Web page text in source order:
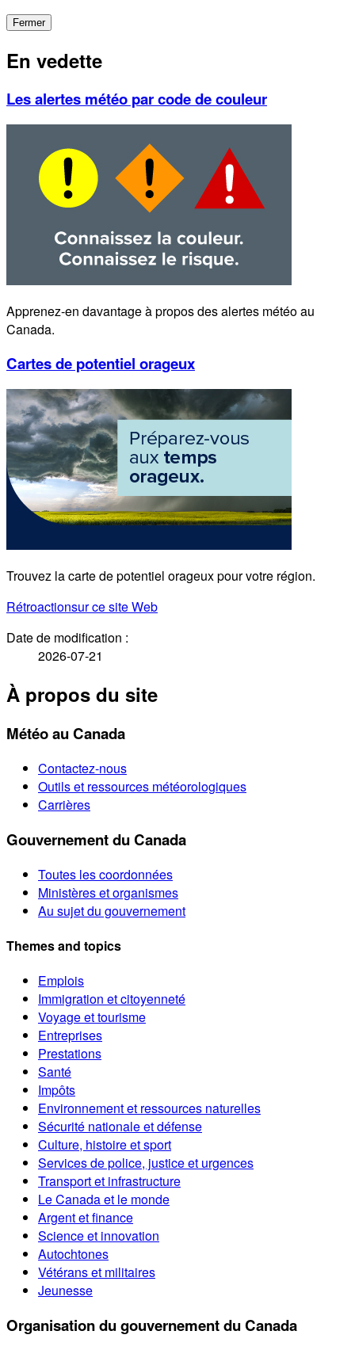
Fermer
En vedette
Les alertes météo par code de couleur
Apprenez-en davantage à propos des alertes météo au
Canada.
Cartes de potentiel orageux
Trouvez la carte de potentiel orageux pour votre région.
Rétroactionsur ce site Web
Date de modification :
2026-07-21
À propos du site
Météo au Canada
Contactez-nous
Outils et ressources météorologiques
Carrières
Gouvernement du Canada
Toutes les coordonnées
Ministères et organismes
Au sujet du gouvernement
Themes and topics
Emplois
Immigration et citoyenneté
Voyage et tourisme
Entreprises
Prestations
Santé
Impôts
Environnement et ressources naturelles
Sécurité nationale et défense
Culture, histoire et sport
Services de police, justice et urgences
Transport et infrastructure
Le Canada et le monde
Argent et finance
Science et innovation
Autochtones
Vétérans et militaires
Jeunesse
Organisation du gouvernement du Canada